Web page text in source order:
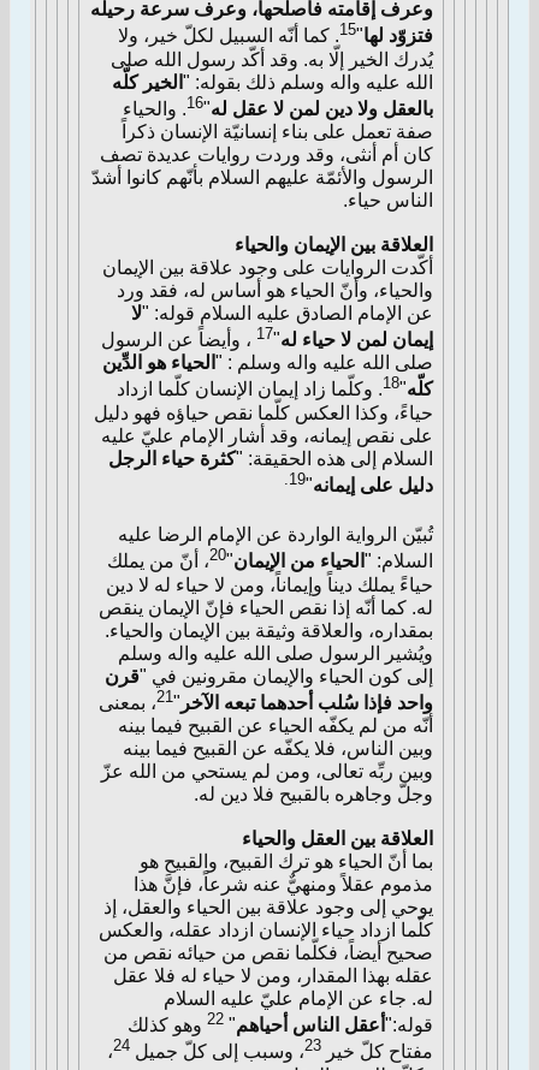
وعرف إقامته فأصلحها، وعرف سرعة رحيله
فتزوّد لها"
15. كما أنّه السبيل لكلّ خير، ولا
يُدرك الخير إلّا به. وقد أكّد رسول الله صلى
الله عليه واله وسلم ذلك بقوله: " الخير كلّه
بالعقل ولا دين لمن لا عقل له"
16. والحياء
صفة تعمل على بناء إنسانيّة الإنسان ذكراً
كان أم أنثى، وقد وردت روايات عديدة تصف
الرسول والأئمّة عليهم السلام بأنّهم كانوا أشدّ
الناس حياء.
العلاقة بين الإيمان والحياء
أكّدت الروايات على وجود علاقة بين الإيمان
والحياء، وأنّ الحياء هو أساس له، فقد ورد
عن الإمام الصادق عليه السلام قوله: "لا
إيمان لمن لا حياء له"
17 ، وأيضاً عن الرسول
صلى الله عليه واله وسلم : " الحياء هو الدِّين
كلّه"
18. وكلّما زاد إيمان الإنسان كلّما ازداد
حياءً، وكذا العكس كلّما نقص حياؤه فهو دليل
على نقص إيمانه، وقد أشار الإمام عليّ عليه
السلام إلى هذه الحقيقة: "كثرة حياء الرجل
دليل على إيمانه"
19.
تُبيّن الرواية الواردة عن الإمام الرضا عليه
السلام: " الحياء من الإيمان"
20، أنّ من يملك
حياءً يملك ديناً وإيماناً، ومن لا حياء له لا دين
له. كما أنّه إذا نقص الحياء فإنّ الإيمان ينقص
بمقداره، والعلاقة وثيقة بين الإيمان والحياء.
ويُشير الرسول صلى الله عليه واله وسلم
إلى كون الحياء والإيمان مقرونين في "قرن
واحد فإذا سُلب أحدهما تبعه الآخر "
21، بمعنى
أنّه من لم يكفّه الحياء عن القبيح فيما بينه
وبين الناس، فلا يكفّه عن القبيح فيما بينه
وبين ربِّه تعالى، ومن لم يستحي من الله عزّ
وجلّ وجاهره بالقبيح فلا دين له.
العلاقة بين العقل والحياء
بما أنّ الحياء هو ترك القبيح، والقبيح هو
مذموم عقلاً ومنهيٌّ عنه شرعاً، فإنَّ هذا
يوحي إلى وجود علاقة بين الحياء والعقل، إذ
كلّما ازداد حياء الإنسان ازداد عقله، والعكس
صحيح أيضاً، فكلّما نقص من حيائه نقص من
عقله بهذا المقدار، ومن لا حياء له فلا عقل
له. جاء عن الإمام عليّ عليه السلام
قوله:" أعقل الناس أحياهم"
22 وهو كذلك
مفتاح كلّ خير 23، وسبب إلى كلّ جميل 24،